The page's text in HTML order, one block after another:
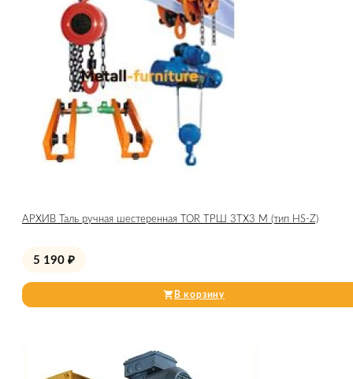
АРХИВ Таль ручная шестеренная TOR ТРШ 3ТХ3 М (тип HS-Z)
5 190 ₽
В корзину